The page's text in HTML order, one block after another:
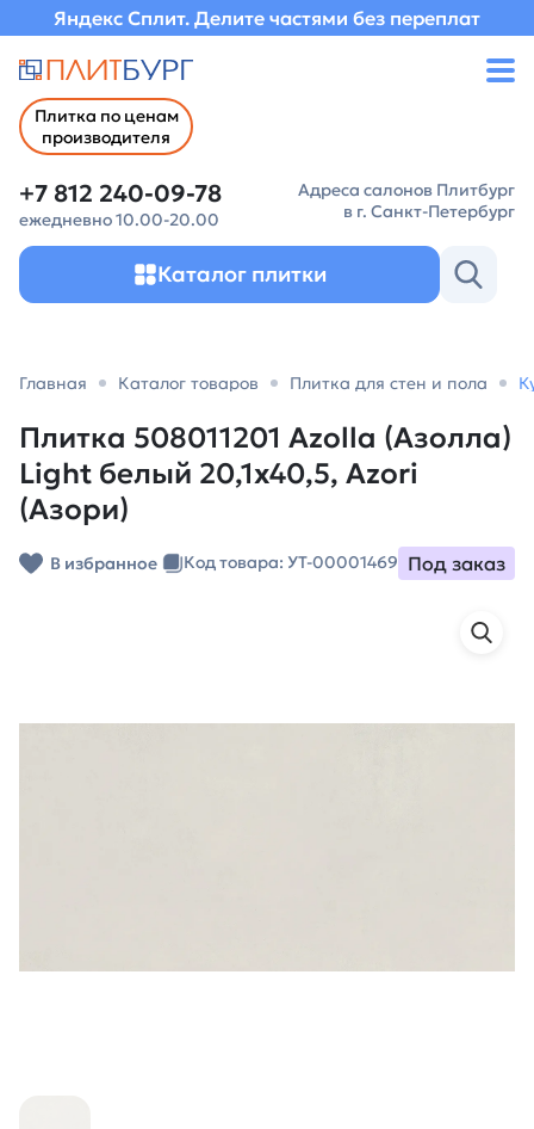
Яндекс Сплит. Делите частями без переплат
Плитка по ценам
производителя
+7 812 240-09-78
ежедневно 10.00-20.00
Адреса салонов Плитбург
в г. Санкт-Петербург
Каталог плитки
Главная Каталог товаров Плитка для стен и пола
Плитка 508011201 Azolla (Азолла)
Light белый 20,1х40,5, Azori
(Азори)
В избранное Код товара: УТ-00001469 Под заказ